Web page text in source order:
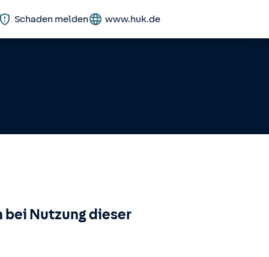
Schaden melden www.huk.de
Nutzung dieser